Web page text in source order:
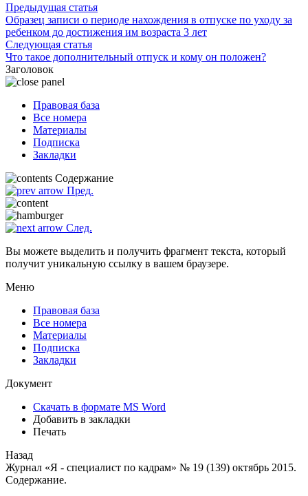
Предыдущая статья
Образец записи о периоде нахождения в отпуске по уходу за
ребенком до достижения им возраста 3 лет
Следующая статья
Что такое дополнительный отпуск и кому он положен?
Заголовок
Правовая база
Все номера
Материалы
Подписка
Закладки
Содержание
Пред.
След.
Вы можете выделить и получить фрагмент текста, который
получит уникальную ссылку в вашем браузере.
Меню
Правовая база
Все номера
Материалы
Подписка
Закладки
Документ
Скачать в формате MS Word
Добавить в закладки
Печать
Назад
Журнал «Я - специалист по кадрам» № 19 (139) октябрь 2015.
Содержание.